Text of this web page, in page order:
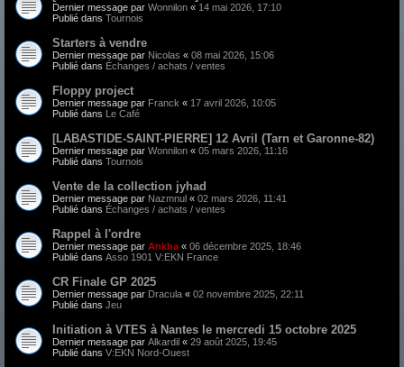
Dernier message par Wonnilon « 14 mai 2026, 17:10
Publié dans Tournois
Starters à vendre
Dernier message par Nicolas « 08 mai 2026, 15:06
Publié dans Échanges / achats / ventes
Floppy project
Dernier message par Franck « 17 avril 2026, 10:05
Publié dans Le Café
[LABASTIDE-SAINT-PIERRE] 12 Avril (Tarn et Garonne-82)
Dernier message par Wonnilon « 05 mars 2026, 11:16
Publié dans Tournois
Vente de la collection jyhad
Dernier message par Nazmnul « 02 mars 2026, 11:41
Publié dans Échanges / achats / ventes
Rappel à l'ordre
Dernier message par Ankha « 06 décembre 2025, 18:46
Publié dans Asso 1901 V:EKN France
CR Finale GP 2025
Dernier message par Dracula « 02 novembre 2025, 22:11
Publié dans Jeu
Initiation à VTES à Nantes le mercredi 15 octobre 2025
Dernier message par Alkardil « 29 août 2025, 19:45
Publié dans V:EKN Nord-Ouest